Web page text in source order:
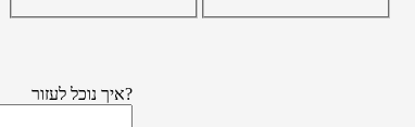
?איך נוכל לעזור